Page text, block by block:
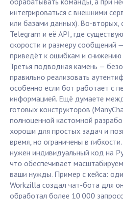
интегрироваться с внешними
или базами данных). Во-вторых,
Telegram и её API, где
скорости и размеру сообщений
приведёт к ошибкам и снижению
Третья подводная камень —
правильно реализовать
особенно если бот работает с
информацией. Ещё думаете
готовых конструкторов
полноценной кастомной
хороши для простых задач и
время, но ограничены в
нужен индивидуальный код на
что обеспечивает
ваши нужды. Пример с кейса:
Workzilla создал чат-бота для
обработал более 10 000